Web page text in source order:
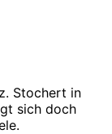
Stochert in
sich doch